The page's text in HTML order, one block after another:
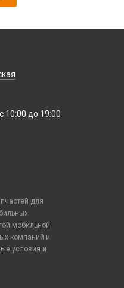
10:00 до 19:00
для
мобильной
компаний и
условия и